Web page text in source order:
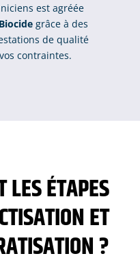
est agréée
Biocidegrâce à des
de qualité
contraintes.
LES ÉTAPES
ET
?